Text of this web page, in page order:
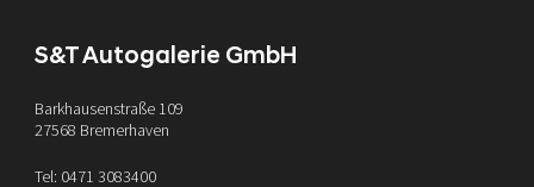
S&T Autogalerie GmbH
Barkhausenstraße 109
27568 Bremerhaven
Tel: 0471 3083400